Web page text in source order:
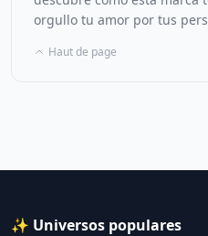
orgullo tu amor por tus
Haut de page
✨ Universos populares